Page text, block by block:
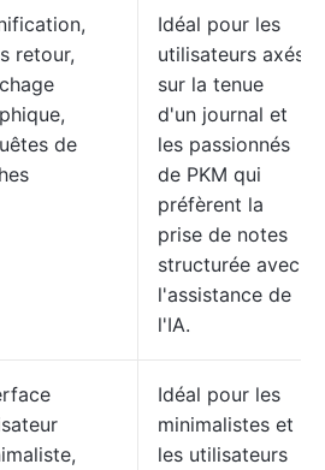
retour,
de
Idéal pour les
utilisateurs axés
sur la tenue
d'un journal et
les passionnés
de PKM qui
préfèrent la
prise de notes
structurée avec
l'assistance de
l'IA.
Idéal pour les
minimalistes et
les utilisateurs